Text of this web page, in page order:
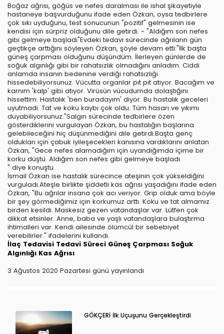
Boğaz ağrısı, göğüs ve nefes daralması ile ishal şikayetiyle
hastaneye başvurduğunu ifade eden Özkan, oysa tedbirlere
çok sıkı uyduğunu, test sonucunun "pozitif" gelmesinin ise
kendisi için sürpriz olduğunu dile getirdi. - "Aldığım son nefes
gibi gelmeye başladı"Evdeki tedavi sürecinde ağrıların gün
geçtikçe arttığını söyleyen Özkan, şöyle devam etti:"İlk başta
güneş çarpması olduğunu düşündüm. İlerleyen günlerde de
soğuk algınlığı gibi bir rahatsızlık olmadığını anladım. Ciddi
anlamda insanın bedenine verdiği rahatsızlığı
hissedebiliyorsunuz. Vücutta organlar pıt pıt atıyor. Bacağım ve
karnım 'kalp' gibi atıyor. Virüsün vücudumda dolaştığını
hissettim. Hastalık 'ben buradayım' diyor. Bu hastalık geceleri
uyutmadı. Tat ve koku kaybı çok oldu. Tüm hasarı ve yıkımı
duyabiliyorsunuz."Salgın sürecinde tedbirlere özen
gösterdiklerini vurgulayan Özkan, bu hastalığın başlarına
gelebileceğini hiç düşünmediğini dile getirdi.Başta genç
oldukları için çabuk iyileşecekleri kanısına vardıklarını anlatan
Özkan, "Gece nefes alamadığım için uyandığımda içime bir
korku düştü. Aldığım son nefes gibi gelmeye başladı.
" diye konuştu.
İsmail Özkan ise hastalık sürecince ateşinin çok yükseldiğini
vurguladı.Ateşle birlikte şiddetli kas ağrısı yaşadığını ifade eden
Özkan, "Bu ağrılar insana çok acı veriyor. Grip olduk ama böyle
bir şey görmediğimiz için korkumuz arttı. Koku ve tat almamız
birden kesildi. Maskesiz gezen vatandaşlar var. Lütfen çok
dikkat etsinler. Anne, baba ve yaşlı vatandaşlara bulaştırma
ihtimalleri var. Kendi ailesinde ölümcül bir sebebiyet
verebilirler." ifadelerini kullandı.
İlaç Tedavisi Tedavi Süreci Güneş Çarpması Soğuk
Algınlığı Kas Ağrısı
3 Ağustos 2020 Pazartesi günü yayınlandı
GÖKÇERİ İlk Uçuşunu Gerçekleştirdi